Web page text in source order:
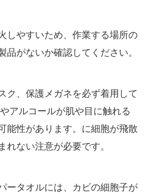
しやすいため、作業する場所の
品がないか確認してください。
ク、保護メガネを必ず着用して
アルコールが肌や目に触れる
能性があります。に細胞が飛散
れない注意が必要です。
ータオルには、カビの細胞子が